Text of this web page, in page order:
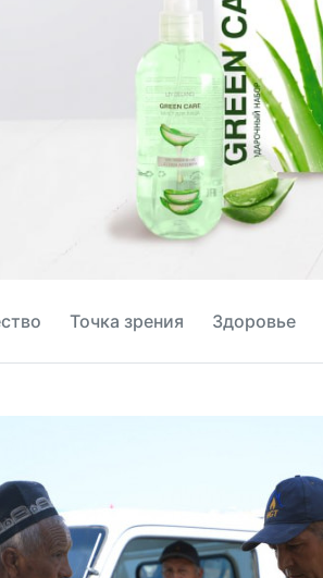
Точка зрения Здоровье